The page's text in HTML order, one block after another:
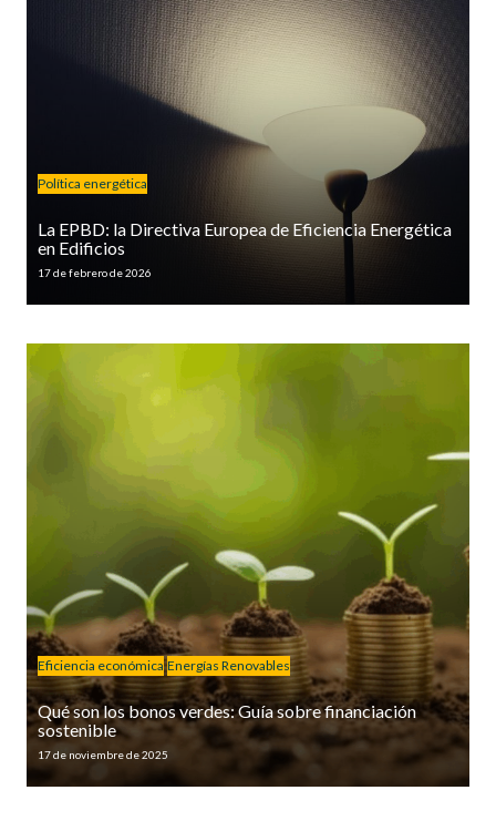
Política energética
La EPBD: la Directiva Europea de Eficiencia Energética
en Edificios
17 de febrero de 2026
Eficiencia económica Energías Renovables
Qué son los bonos verdes: Guía sobre financiación
sostenible
17 de noviembre de 2025